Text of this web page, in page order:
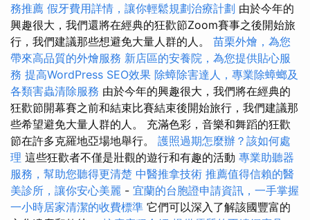
務推薦 假牙費用詳情，讓你輕鬆規劃治療計劃 由於今年的
興趣很大，我們還將在經典的狂歡節Zoom賽事之後開始旅
行，我們建議那些想避免大量人群的人。 苗栗外燴，為您
帶來高品質的外燴服務 新店區的安養院，為您提供貼心服
務 提高WordPress SEO效果 除蟑除害達人，專業除蟑螂及
各類害蟲清除服務 由於今年的興趣很大，我們將在經典的
狂歡節開幕賽之前和結束比賽結束後開始旅行，我們建議那
些希望避免大量人群的人。 充滿色彩，音樂和舞蹈的狂歡
節在許多克羅地亞場地舉行。 護照過期怎麼辦？該如何處
理 這些狂歡者不僅是壯觀的遊行和有趣的活動 專業助聽器
服務，幫助您聽得更清楚 中醫推拿技術 推薦值得信賴的醫
美診所，讓你安心美麗 - 宜蘭的台胞證申請資訊，一手掌握
一小時居家清潔的收費標準 它們可以深入了解該國豐富的